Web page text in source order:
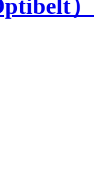
）